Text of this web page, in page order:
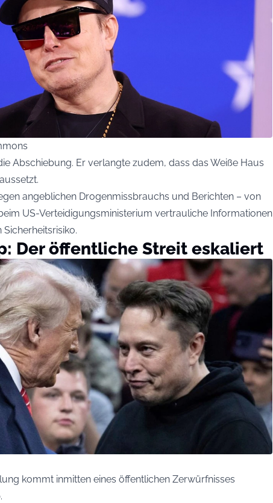
Abschiebung. Er verlangte zudem, dass das Weiße Haus
angeblichen Drogenmissbrauchs und Berichten – von
US-Verteidigungsministerium vertrauliche Informationen
Der öffentliche Streit eskaliert
kommt inmitten eines öffentlichen Zerwürfnisses